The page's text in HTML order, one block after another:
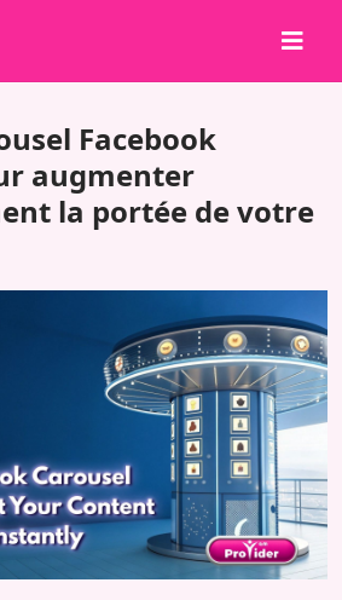
Facebook
augmenter
la portée de votre